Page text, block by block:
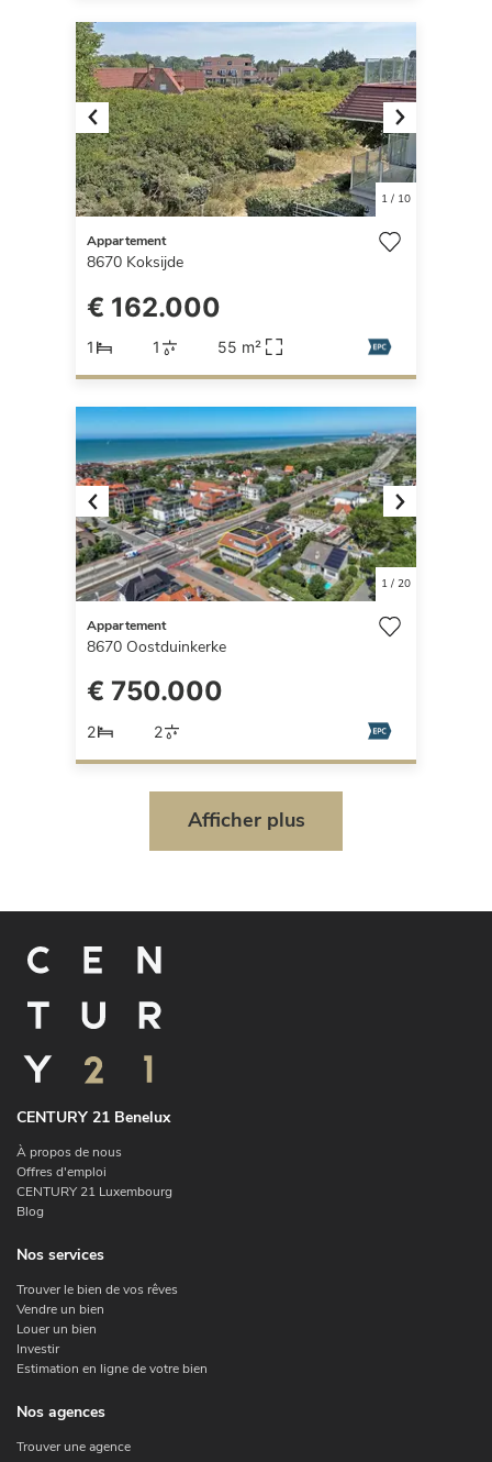
Previous Next
1/ 10
Appartement
8670 Koksijde
€ 162.000
1 1 55 m²
Previous Next
1/ 20
Appartement
8670 Oostduinkerke
€ 750.000
2 2
Afficher plus
CENTURY 21 Benelux
À propos de nous
Offres d'emploi
CENTURY 21 Luxembourg
Blog
Nos services
Trouver le bien de vos rêves
Vendre un bien
Louer un bien
Investir
Estimation en ligne de votre bien
Nos agences
Trouver une agence